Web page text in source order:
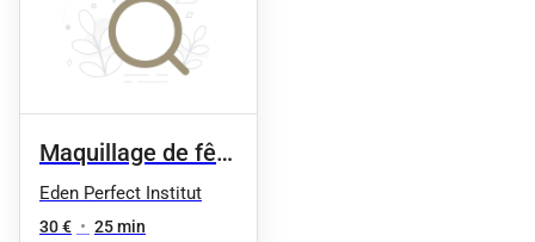
Maquillage de fête
- retouche
Eden Perfect Institut
30 € • 25 min